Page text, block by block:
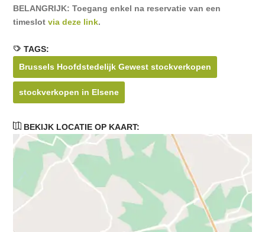
BELANGRIJK: Toegang enkel na reservatie van een
timeslotvia deze link.
TAGS:
Brussels Hoofdstedelijk Gewest stockverkopen
stockverkopen in Elsene
BEKIJK LOCATIE OP KAART: